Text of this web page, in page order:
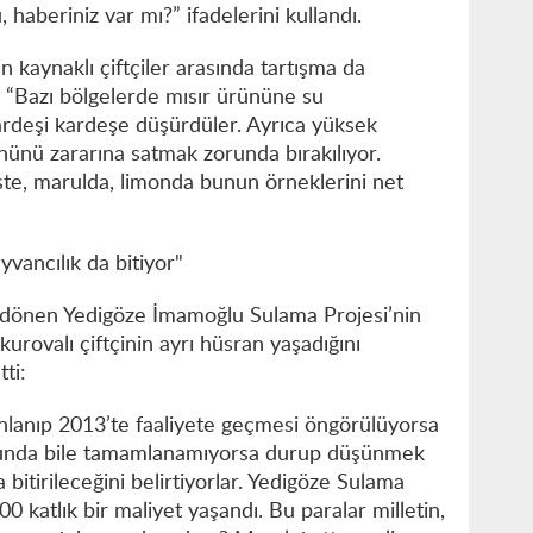
var mı?” ifadelerini kullandı.
kaynaklı çiftçiler arasında tartışma da
bölgelerde mısır ürününe su
kardeşe düşürdüler. Ayrıca yüksek
zararına satmak zorunda bırakılıyor.
marulda, limonda bunun örneklerini net
da bitiyor"
Yedigöze İmamoğlu Sulama Projesi’nin
çiftçinin ayrı hüsran yaşadığını
2013’te faaliyete geçmesi öngörülüyorsa
bile tamamlanamıyorsa durup düşünmek
bitirileceğini belirtiyorlar. Yedigöze Sulama
katlık bir maliyet yaşandı. Bu paralar milletin,